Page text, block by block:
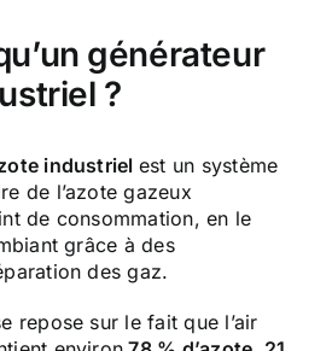
générateur
?
industriel est un système
de l’azote gazeux
de consommation, en le
grâce à des
des gaz.
repose sur le fait que l’air